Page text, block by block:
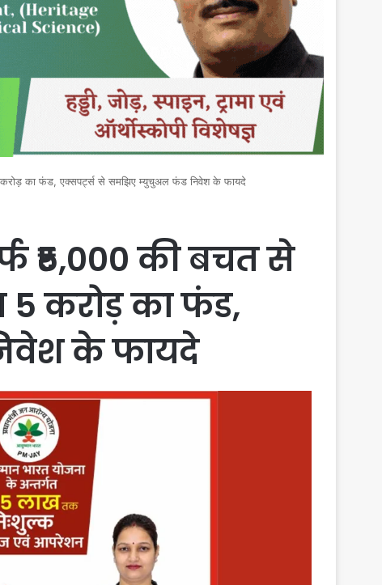
का फंड, एक्सपर्ट्स से समझिए म्युचुअल फंड निवेश के फायदे
₹5,000 की बचत से
5 करोड़ का फंड,
के फायदे